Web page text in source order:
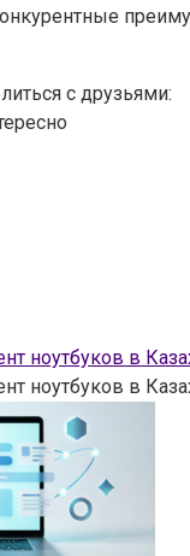
с друзьями:
ноутбуков в
ноутбуков в